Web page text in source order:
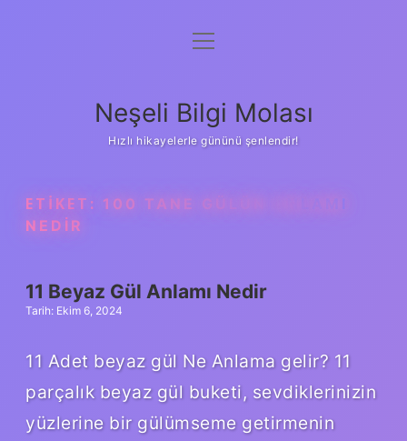
Anasayfa
Yasal Uyarı
menüyü
Neşeli Bilgi Molası
Hızlı hikayelerle gününü şenlendir!
ETIKET: 100 TANE GÜLÜN ANLAMI
NEDIR
11 Beyaz Gül Anlamı Nedir
Tarih: Ekim 6, 2024
11 Adet beyaz gül Ne Anlama gelir? 11
parçalık beyaz gül buketi, sevdiklerinizin
yüzlerine bir gülümseme getirmenin